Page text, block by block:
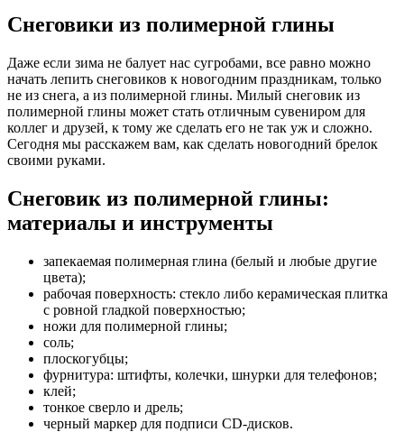
Снеговики из полимерной глины
Даже если зима не балует нас сугробами, все равно можно
начать лепить снеговиков к новогодним праздникам, только
не из снега, а из полимерной глины. Милый снеговик из
полимерной глины может стать отличным сувениром для
коллег и друзей, к тому же сделать его не так уж и сложно.
Сегодня мы расскажем вам, как сделать новогодний брелок
своими руками.
Снеговик из полимерной глины:
материалы и инструменты
запекаемая полимерная глина (белый и любые другие
цвета);
рабочая поверхность: стекло либо керамическая плитка
с ровной гладкой поверхностью;
ножи для полимерной глины;
соль;
плоскогубцы;
фурнитура: штифты, колечки, шнурки для телефонов;
клей;
тонкое сверло и дрель;
черный маркер для подписи CD-дисков.